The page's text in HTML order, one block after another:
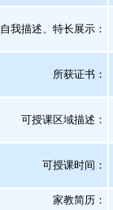
自我描述、特长展示 ：
所获证书 ：
可授课区域描述：
可授课时间：
家教简历：